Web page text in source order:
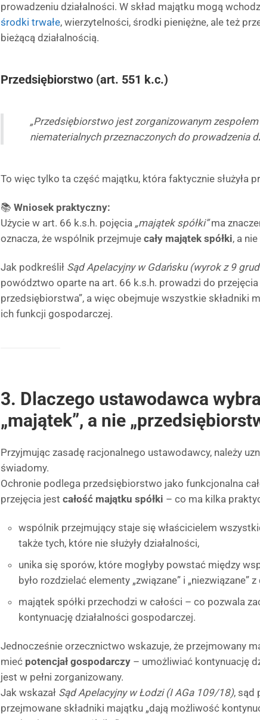
prowadzeniu działalności. W skład majątku mogą
środki trwałe, wierzytelności, środki pieniężne, ale też
bieżącą działalnością.
Przedsiębiorstwo (art. 551 k.c.)
„Przedsiębiorstwo jest zorganizowanym
niematerialnych przeznaczonych do prowadzenia
To więc tylko ta część majątku, która faktycznie służyła
📚 Wniosek praktyczny:
Użycie w art. 66 k.s.h. pojęcia „majątek spółki”ma
oznacza, że wspólnik przejmuje cały majątek spółki, a
Jak podkreślił Sąd Apelacyjny w Gdańsku (wyrok z 9
powództwo oparte na art. 66 k.s.h. prowadzi do przejęcia
przedsiębiorstwa”, a więc obejmuje wszystkie składniki
ich funkcji gospodarczej.
3. Dlaczego ustawodawca
„majątek”, a nie
Przyjmując zasadę racjonalnego ustawodawcy, należy
świadomy.
Ochronie podlega przedsiębiorstwo jako funkcjonalna
przejęcia jest całość majątku spółki – co ma kilka
wspólnik przejmujący staje się właścicielem
także tych, które nie służyły działalności,
unika się sporów, które mogłyby powstać między
było rozdzielać elementy „związane” i „niezwiązane”
majątek spółki przechodzi w całości – co pozwala
kontynuację działalności gospodarczej.
Jednocześnie orzecznictwo wskazuje, że przejmowany
mieć potencjał gospodarczy – umożliwiać kontynuację
jest w pełni zorganizowany.
Jak wskazał Sąd Apelacyjny w Łodzi (I AGa 109/18), sąd
przejmowane składniki majątku „dają możliwość